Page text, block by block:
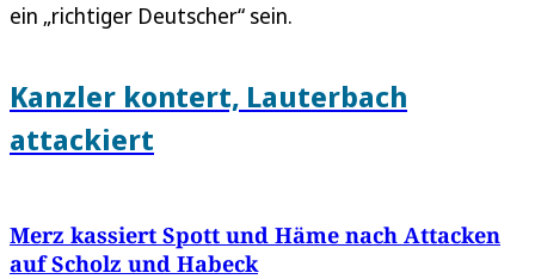
ein „richtiger Deutscher“ sein.
Kanzler kontert, Lauterbach
attackiert
Merz kassiert Spott und Häme nach Attacken
auf Scholz und Habeck